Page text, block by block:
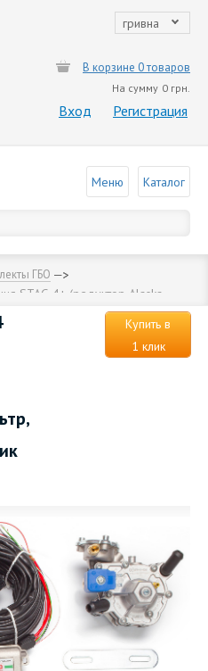
гривна
В корзине 0 товаров
На сумму 0 грн.
Вход Регистрация
Меню Каталог
ГБО
STAG 4+ (редуктор Alaska,
Купить в
1 клик